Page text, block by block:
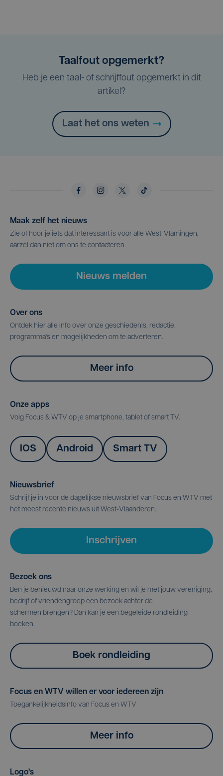
Taalfout opgemerkt?
Heb je een taal- of schrijffout opgemerkt in dit
artikel?
Laat het ons weten
Maak zelf het nieuws
Zie of hoor je iets dat interessant is voor alle West-Vlamingen,
aarzel dan niet om ons te contacteren.
Nieuws melden
Over ons
Ontdek hier alle info over onze geschiedenis, redactie,
programma's en mogelijkheden om te adverteren.
Meer info
Onze apps
Volg Focus & WTV op je smartphone, tablet of smart TV.
IOS Android Smart TV
Nieuwsbrief
Schrijf je in voor de dagelijkse nieuwsbrief van Focus en WTV met
het meest recente nieuws uit West-Vlaanderen.
Inschrijven
Bezoek ons
Ben je benieuwd naar onze werking en wil je met jouw vereniging,
bedrijf of vriendengroep een bezoek achter de
schermen brengen? Dan kan je een begeleide rondleiding
boeken.
Boek rondleiding
Focus en WTV willen er voor iedereen zijn
Toegankelijkheidsinfo van Focus en WTV
Meer info
Logo's